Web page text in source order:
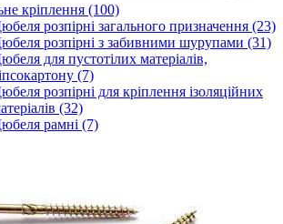
кріплення (100)
розпірні загального призначення (23)
розпірні з забивними шурупами (31)
для пустотілих матеріалів,
(7)
розпірні для кріплення ізоляційних
(32)
рамні (7)